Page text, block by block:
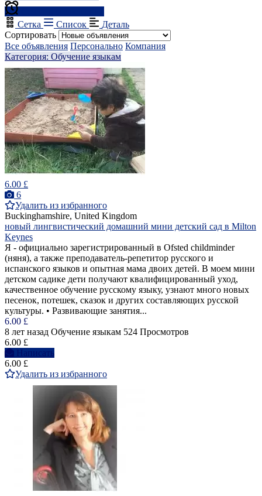
Сетка
Список
Деталь
Сортировать
Все объявления Персонально Компания
Категория: Обучение языкам
6.00 £
6
Удалить из избранного
Buckinghamshire, United Kingdom
новый лингвистический домашний мини детский сад в Milton
Keynes
Я - официально зарегистрированный в Ofsted childminder
(няня), а также преподаватель-репетитор русского и
испанского языков и опытная мама двоих детей. В моем мини
детском садике дети получают квалифицированный уход,
качественное обучение русскому языку, узнают много новых
песенок, потешек, сказок и других составляющих русской
культуры. • Развивающие занятия...
6.00 £
8 лет назад Обучение языкам 524 Просмотров
6.00 £
Написать
6.00 £
Удалить из избранного